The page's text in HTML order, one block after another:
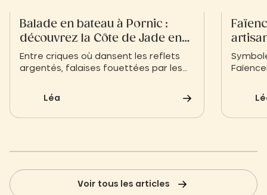
Balade en bateau à Pornic :
découvrez la Côte de Jade en
toute sérénité
Entre criques où dansent les reflets
argentés, falaises fouettées par les
pêcheurs colorées, une balade en
bateau à Pornic dessine une histoire…
Celle d’une terre bretonne qui cultive
Léa
temps
1947.
Voir tous les articles